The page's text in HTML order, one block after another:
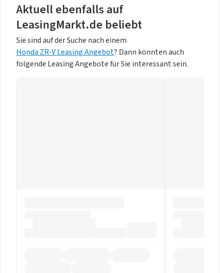
Aktuell ebenfalls auf
LeasingMarkt.de beliebt
Sie sind auf der Suche nach einem
Honda ZR-V Leasing Angebot? Dann könnten auch
folgende Leasing Angebote für Sie interessant sein.